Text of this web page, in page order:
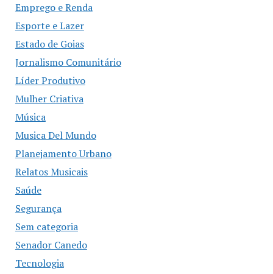
Emprego e Renda
Esporte e Lazer
Estado de Goias
Jornalismo Comunitário
Líder Produtivo
Mulher Criativa
Música
Musica Del Mundo
Planejamento Urbano
Relatos Musicais
Saúde
Segurança
Sem categoria
Senador Canedo
Tecnologia